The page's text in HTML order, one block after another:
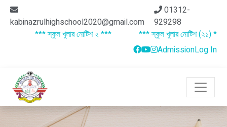
kabinazrulhighschool2020@gmail.com
01312-
929298
*** স্কুল খুলার নোটিশ ২ ***
*** স্কুল খুলার নোটিশ (২১) ***
AdmissionLog In